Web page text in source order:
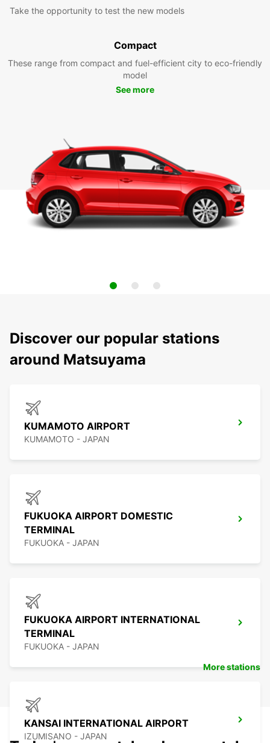
Take the opportunity to test the new models
Compact
These range from compact and fuel-efficient city to eco-friendly
model
See more
Discover our popular stations
around Matsuyama
KUMAMOTO AIRPORT
KUMAMOTO - JAPAN
FUKUOKA AIRPORT DOMESTIC
TERMINAL
FUKUOKA - JAPAN
FUKUOKA AIRPORT INTERNATIONAL
TERMINAL
FUKUOKA - JAPAN
KANSAI INTERNATIONAL AIRPORT
IZUMISANO - JAPAN
More stations